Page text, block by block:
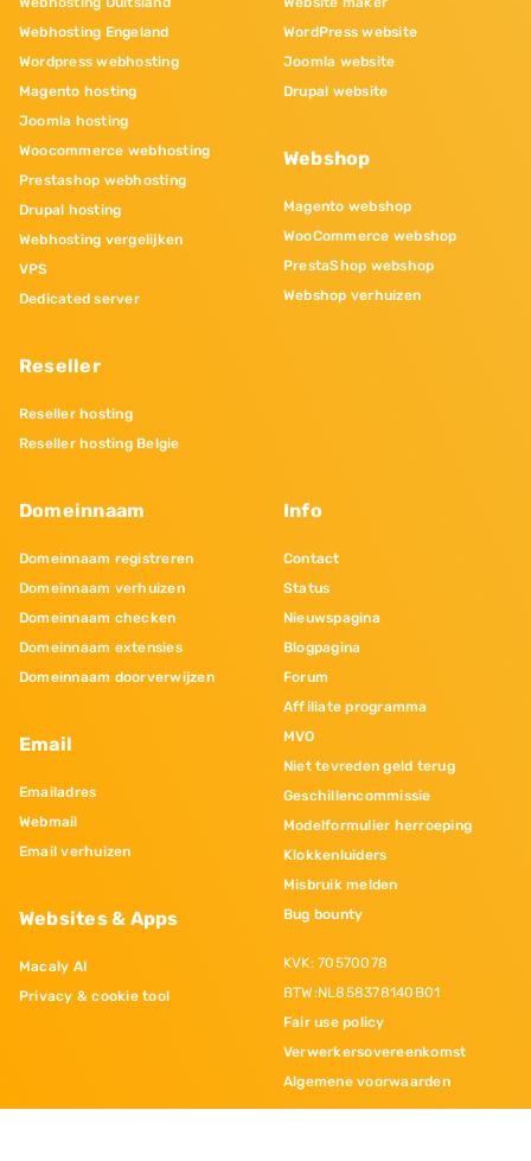
Webhosting Engeland
Wordpress webhosting
Magento hosting
Joomla hosting
Woocommerce webhosting
Prestashop webhosting
Drupal hosting
Webhosting vergelijken
VPS
Dedicated server
Reseller
Reseller hosting
Reseller hosting Belgie
WordPress website
Joomla website
Drupal website
Webshop
Magento webshop
WooCommerce webshop
PrestaShop webshop
Webshop verhuizen
Domeinnaam
Domeinnaam registreren
Domeinnaam verhuizen
Domeinnaam checken
Domeinnaam extensies
Domeinnaam doorverwijzen
Email
Emailadres
Webmail
Email verhuizen
Websites & Apps
Macaly AI
Privacy & cookie tool
Info
Contact
Status
Nieuwspagina
Blogpagina
Forum
Affiliate programma
MVO
Niet tevreden geld terug
Geschillencommissie
Modelformulier herroeping
Klokkenluiders
Misbruik melden
Bug bounty
KVK: 70570078
BTW:NL858378140B01
Fair use policy
Verwerkersovereenkomst
Algemene voorwaarden